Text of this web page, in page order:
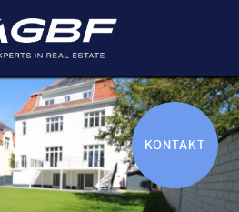
KONTAKT